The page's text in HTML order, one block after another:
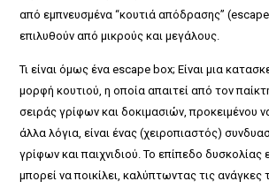
από εμπνευσμένα “κουτιά απόδρασης”
επιλυθούν από μικρούς και μεγάλους.
Τι είναι όμως ένα escape box; Είναι μια
μορφή κουτιού, η οποία απαιτεί από τον
σειράς γρίφων και δοκιμασιών, προκειμένου
άλλα λόγια, είναι ένας (χειροπιαστός)
γρίφων και παιχνιδιού. Το επίπεδο
μπορεί να ποικίλει, καλύπτωντας τις